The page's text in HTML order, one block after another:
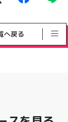
へ戻る